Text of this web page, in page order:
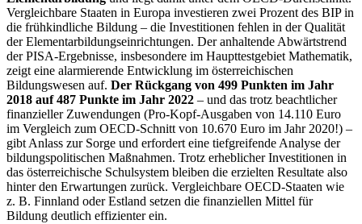
Vergleichbare Staaten in Europa investieren zwei Prozent des BIP in
die frühkindliche Bildung – die Investitionen fehlen in der Qualität
der Elementarbildungseinrichtungen. Der anhaltende Abwärtstrend
der PISA-Ergebnisse, insbesondere im Haupttestgebiet Mathematik,
zeigt eine alarmierende Entwicklung im österreichischen
Bildungswesen auf. Der Rückgang von 499 Punkten im Jahr
2018 auf 487 Punkte im Jahr 2022 – und das trotz beachtlicher
finanzieller Zuwendungen (Pro-Kopf-Ausgaben von 14.110 Euro
im Vergleich zum OECD-Schnitt von 10.670 Euro im Jahr 2020!) –
gibt Anlass zur Sorge und erfordert eine tiefgreifende Analyse der
bildungspolitischen Maßnahmen. Trotz erheblicher Investitionen in
das österreichische Schulsystem bleiben die erzielten Resultate also
hinter den Erwartungen zurück. Vergleichbare OECD-Staaten wie
z. B. Finnland oder Estland setzen die finanziellen Mittel für
Bildung deutlich effizienter ein.